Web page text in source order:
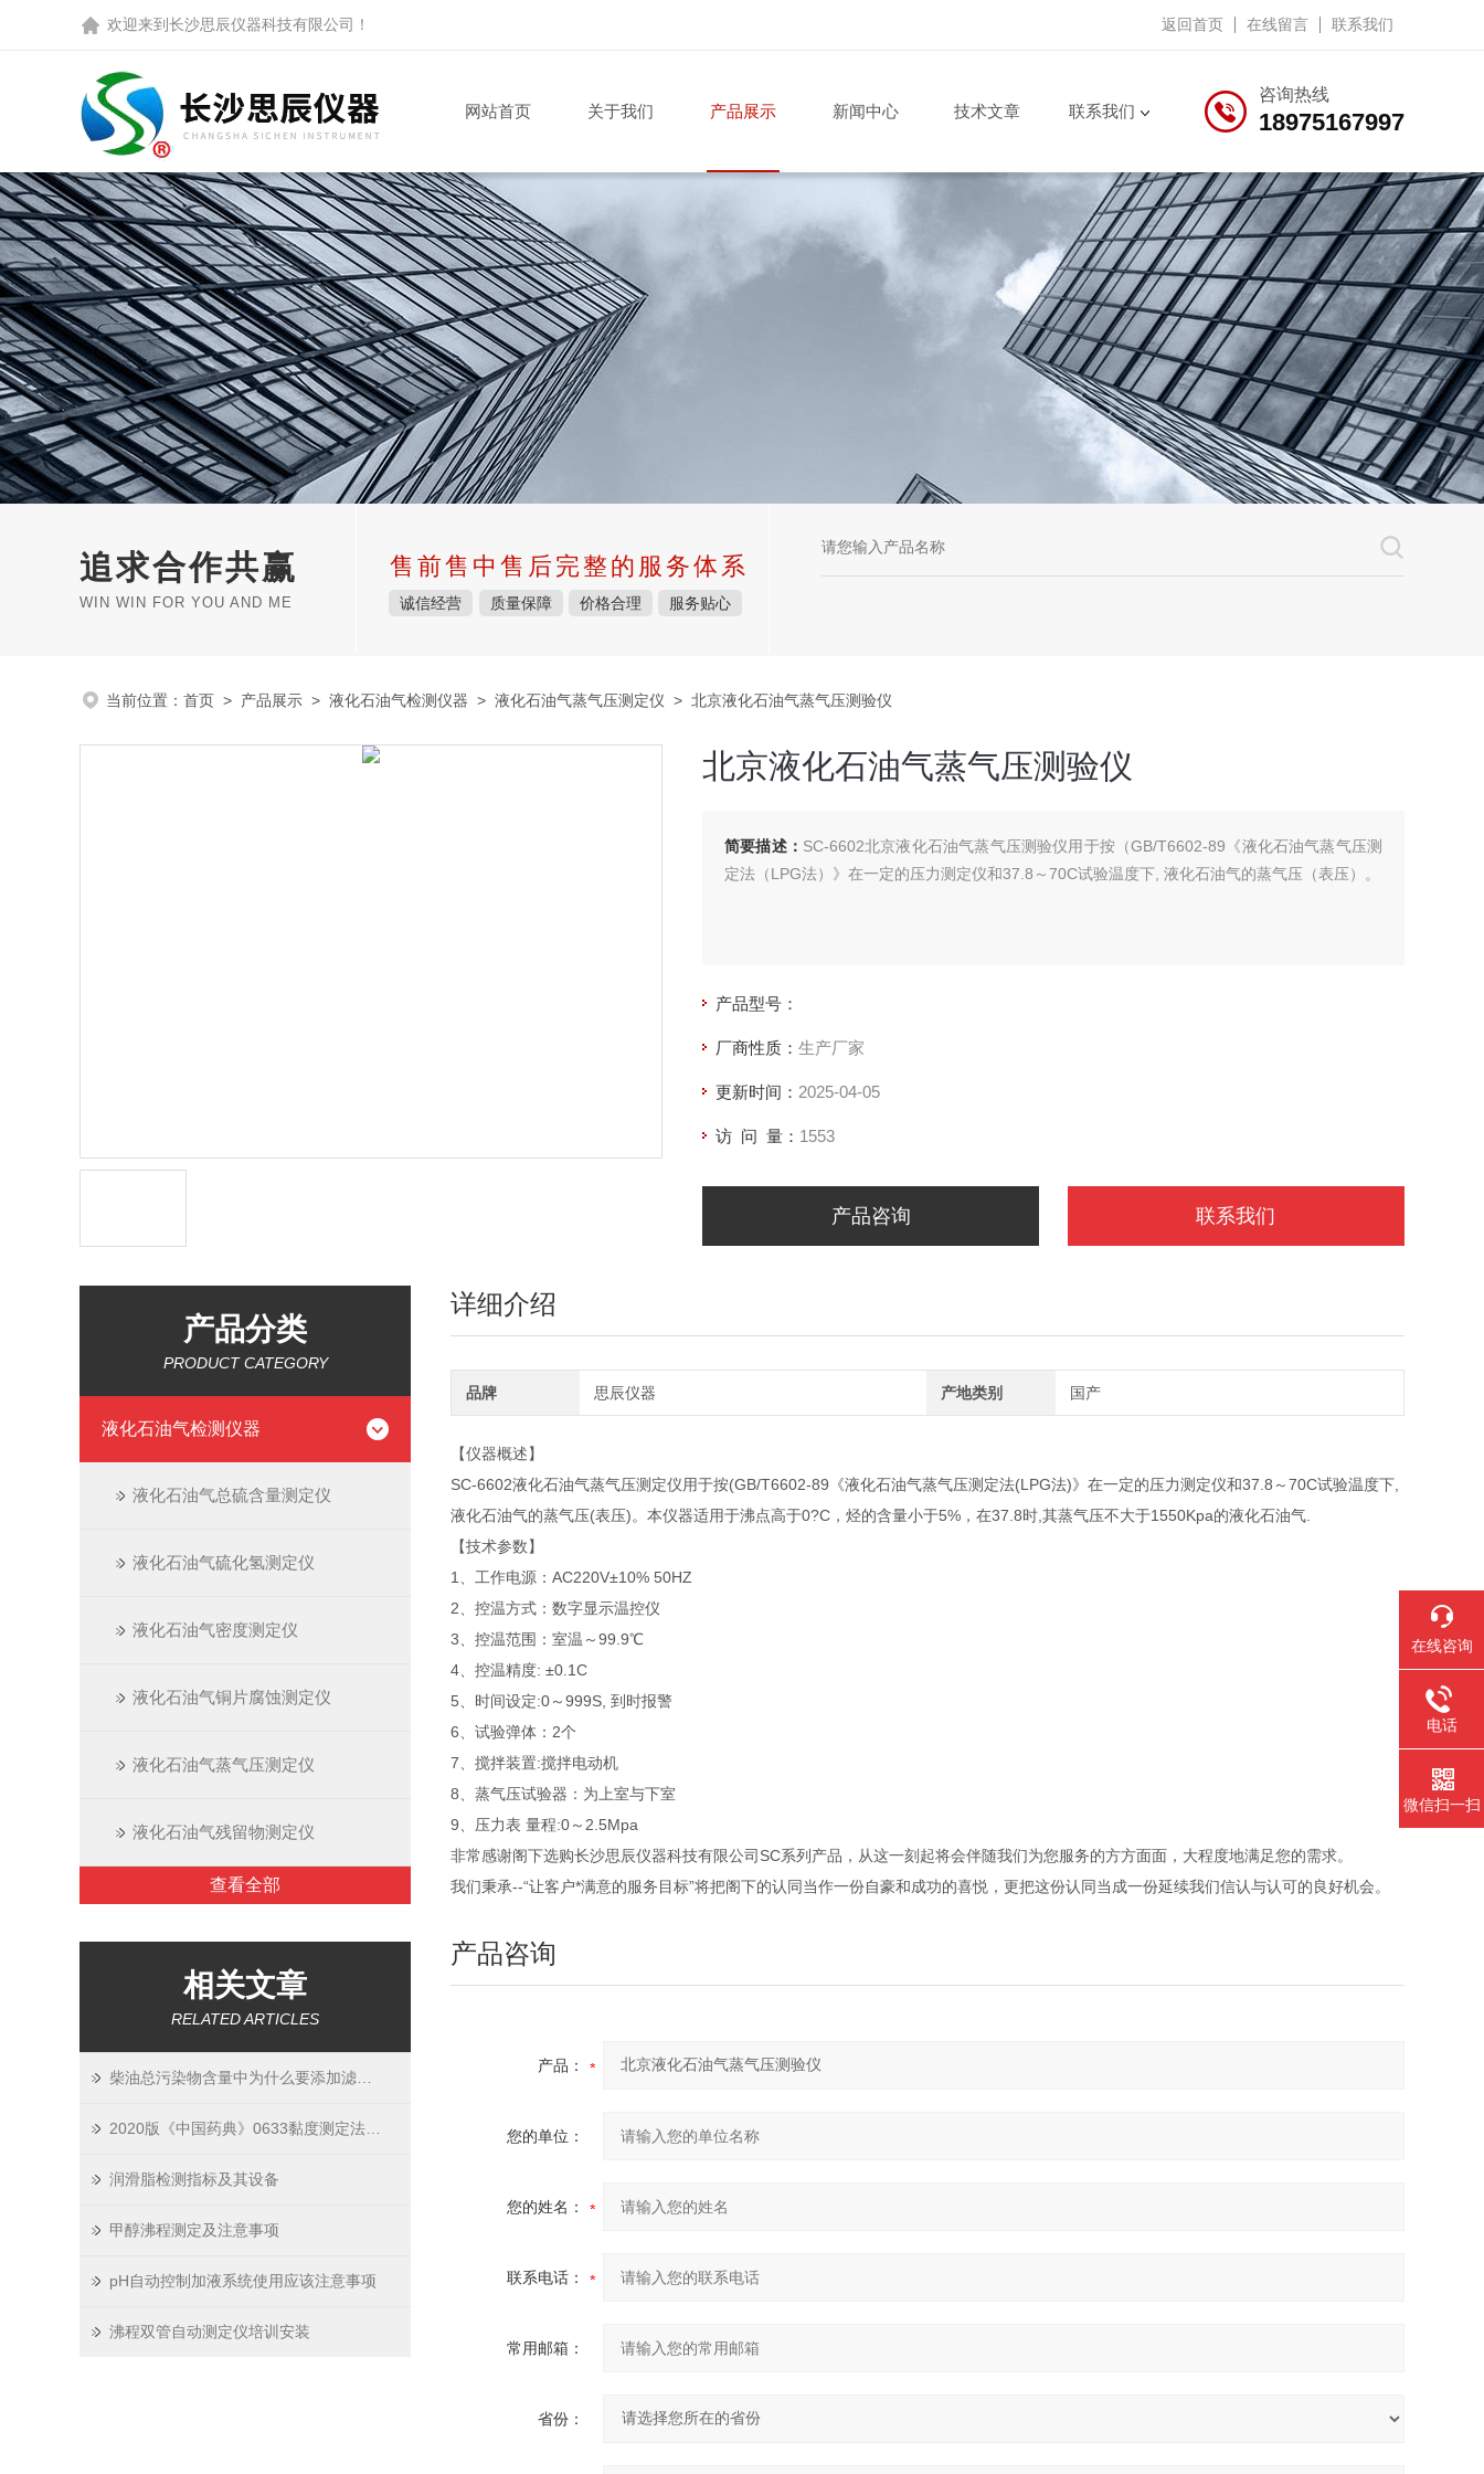
欢迎来到 长沙思辰仪器科技有限公司 ！ 返回首页 在线留言 联系我们
咨询热线
18975167997
网站首页 关于我们 产品展示 新闻中心 技术文章 联系我们
追求合作共赢
WIN WIN FOR YOU AND ME
售前售中售后完整的服务体系
诚信经营 质量保障 价格合理 服务贴心
当前位置： 首页 > 产品展示 > 液化石油气检测仪器 > 液化石油气蒸气压测定仪 > 北京液化石油气蒸气压测验仪
北京液化石油气蒸气压测验仪
简要描述： SC-6602北京液化石油气蒸气压测验仪用于按（GB/T6602-89《液化石油气蒸气压测
定法（LPG法）》在一定的压力测定仪和37.8～70C试验温度下, 液化石油气的蒸气压（表压）。
产品型号：
厂商性质： 生产厂家
更新时间： 2025-04-05
访 问 量： 1553
产品咨询 联系我们
产品分类
PRODUCT CATEGORY
液化石油气检测仪器
液化石油气总硫含量测定仪
液化石油气硫化氢测定仪
液化石油气密度测定仪
液化石油气铜片腐蚀测定仪
液化石油气蒸气压测定仪
液化石油气残留物测定仪
查看全部
相关文章
RELATED ARTICLES
润滑脂检测指标及其设备
甲醇沸程测定及注意事项
pH自动控制加液系统使用应该注意事项
沸程双管自动测定仪培训安装
详细介绍
品牌 思辰仪器 产地类别 国产
【仪器概述】
SC-6602液化石油气蒸气压测定仪用于按(GB/T6602-89《液化石油气蒸气压测定法(LPG法)》在一定的压力测定仪和37.8～70C试验温度下,
液化石油气的蒸气压(表压)。本仪器适用于沸点高于0?C，烃的含量小于5%，在37.8时,其蒸气压不大于1550Kpa的液化石油气.
【技术参数】
1、工作电源：AC220V±10% 50HZ
2、控温方式：数字显示温控仪
3、控温范围：室温～99.9℃
4、控温精度: ±0.1C
5、时间设定:0～999S, 到时报警
6、试验弹体：2个
7、搅拌装置:搅拌电动机
8、蒸气压试验器：为上室与下室
9、压力表 量程:0～2.5Mpa
非常感谢阁下选购长沙思辰仪器科技有限公司SC系列产品，从这一刻起将会伴随我们为您服务的方方面面，大程度地满足您的需求。
我们秉承--“让客户*满意的服务目标”将把阁下的认同当作一份自豪和成功的喜悦，更把这份认同当成一份延续我们信认与认可的良好机会。
产品咨询
产品：
您的单位：
您的姓名：
联系电话：
常用邮箱：
省份：
在线咨询
电话
微信扫一扫